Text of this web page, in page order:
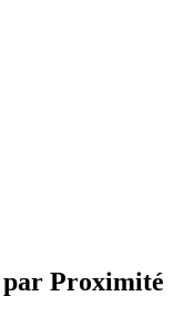
par Proximité